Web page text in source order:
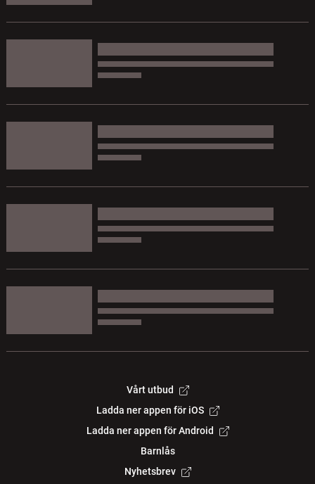
Vårt utbud
Ladda ner appen för iOS
Ladda ner appen för Android
Barnlås
Nyhetsbrev